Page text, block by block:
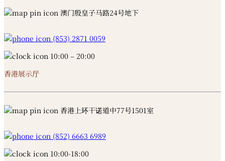
澳门殷皇子马路24号地下
(853) 2871 0059
10:00 – 20:00
香港展示厅
香港上环干诺道中77号1501室
(852) 6663 6989
10:00-18:00